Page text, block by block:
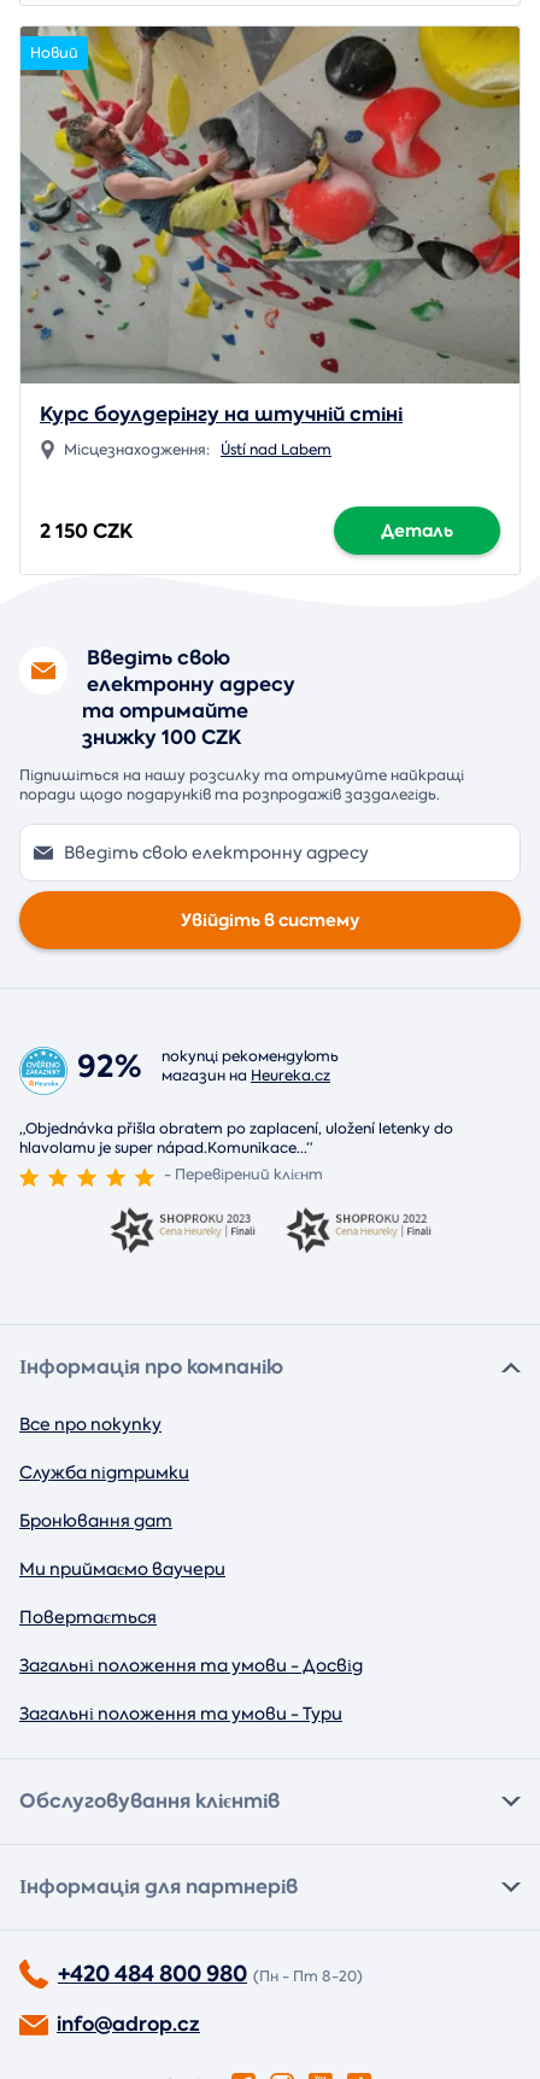
Новий
Курс боулдерінгу на штучній стіні
Місцезнаходження: Ústí nad Labem
2 150 CZK Деталь
Введіть свою
електронну адресу
та отримайте
знижку 100 CZK
Підпишіться на нашу розсилку та отримуйте найкращі
поради щодо подарунків та розпродажів заздалегідь.
Увійдіть в систему
92%
покупці рекомендують
магазин на Heureka.cz
„Objednávka přišla obratem po zaplacení, uložení letenky do
hlavolamu je super nápad.Komunikace...“
- Перевірений клієнт
Інформація про компанію
Все про покупку
Служба підтримки
Бронювання дат
Ми приймаємо ваучери
Повертається
Загальні положення та умови - Досвід
Загальні положення та умови - Тури
Обслуговування клієнтів
Інформація для партнерів
+420 484 800 980 (Пн - Пт 8-20)
info@adrop.cz